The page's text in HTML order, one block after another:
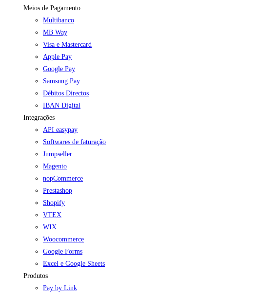
Meios de Pagamento
Multibanco
MB Way
Visa e Mastercard
Apple Pay
Google Pay
Samsung Pay
Débitos Directos
IBAN Digital
Integrações
API easypay
Softwares de faturação
Jumpseller
Magento
nopCommerce
Prestashop
Shopify
VTEX
WIX
Woocommerce
Google Forms
Excel e Google Sheets
Produtos
Pay by Link